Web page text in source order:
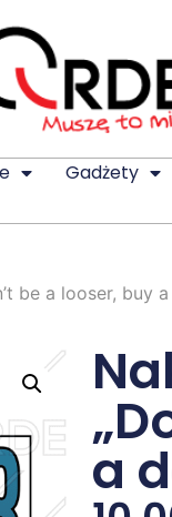
Gadżety
be a looser, buy
a